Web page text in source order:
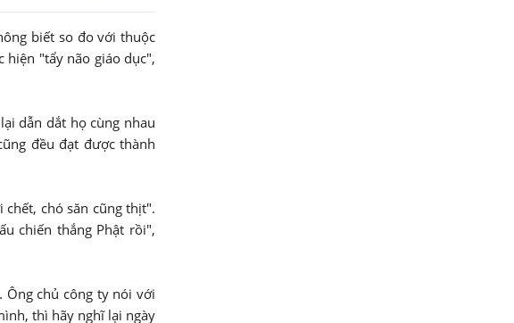
biết so đo với thuộc
hiện "tẩy não giáo dục",
dẫn dắt họ cùng nhau
đều đạt được thành
chó săn cũng thịt".
chiến thắng Phật rồi",
Ông chủ công ty nói với
thì hãy nghĩ lại ngày